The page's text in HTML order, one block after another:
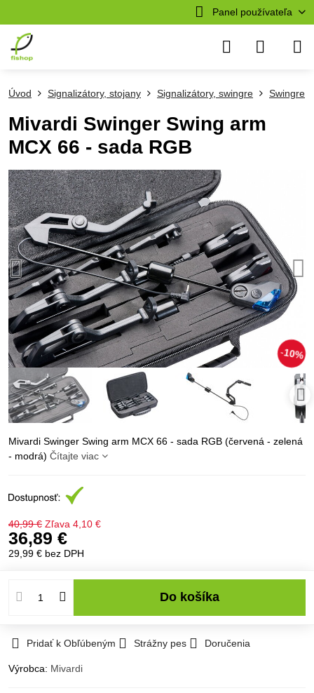
Panel používateľa
10%
Úvod Signalizátory, stojany Signalizátory, swingre Swingre
Mivardi Swinger Swing arm
MCX 66 - sada RGB
Mivardi Swinger Swing arm MCX 66 - sada RGB (červená - zelená
- modrá) Čítajte viac
40,99 € Zľava 4,10 €
36,89 €
29,99 € bez DPH
Do košíka
Pridať k Obľúbeným Strážny pes Doručenia
Výrobca: Mivardi